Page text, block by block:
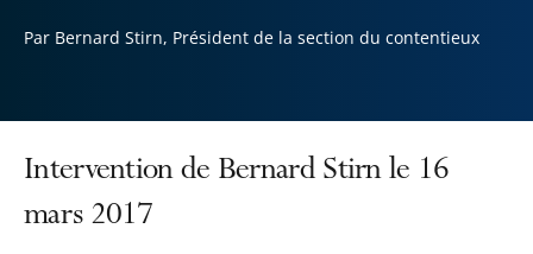
Par Bernard Stirn, Président de la section du contentieux
Intervention de Bernard Stirn le 16
mars 2017